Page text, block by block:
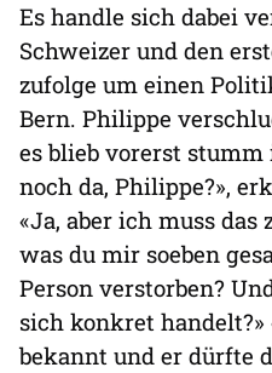
Es handle sich dabei
Schweizer und den
zufolge um einen
Bern. Philippe
es blieb vorerst
noch da, Philippe?»,
«Ja, aber ich muss
was du mir soeben
Person verstorben?
sich konkret handelt?»
bekannt und er dürfte